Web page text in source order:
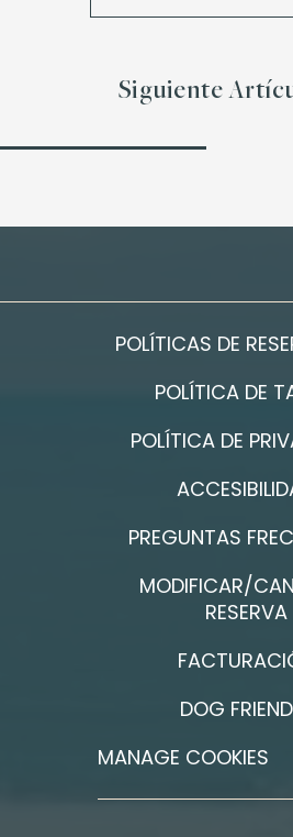
Siguiente
POLÍTICAS DE
POLÍTICA DE
POLÍTICA DE
PREGUNTAS
MODIFICAR/
RESERVA
DOG
MANAGE COOKIES